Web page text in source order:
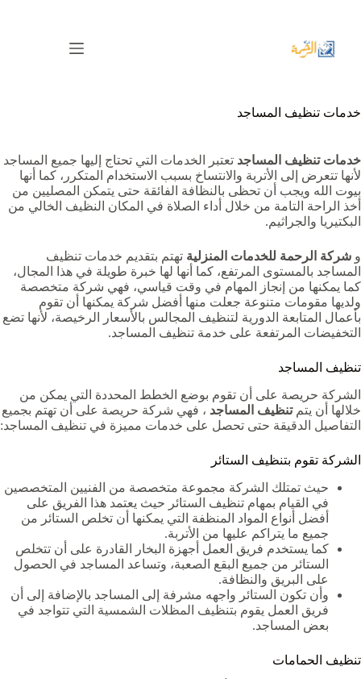
المحتوى
خدمات تنظيف المساجد
خدمات تنظيف المساجد تعتبر الخدمات التي تحتاج إليها جميع المساجد
لأنها تتعرض إلى الأتربة والانتساخ بسبب الاستخدام المتكرر، كما أنها
بيوت الله ويجب أن تحظى بالنظافة الفائقة حتى يتمكن المصليين من
أخذ الراحة التامة من خلال أداء الصلاة في المكان النظيف الخالي من
البكتيريا والجراثيم.
و شركة الرحمة للخدمات المنزلية تهتم بتقديم خدمات تنظيف
المساجد بالمستوى المرتفع، كما أنها لها خبرة طويلة في هذا المجال،
كما يمكنها من إنجاز المهام في وقت قياسي، فهي شركة متخصصة
ولديها مقومات متنوعة جعلت منها أفضل شركة يمكنها أن تقوم
بأعمال المتابعة الدورية لتنظيف المجالس بالأسعار الرخيصة، لأنها تضع
التخفيضات المرتفعة على خدمة تنظيف المساجد.
تنظيف المساجد
الشركة حريصة على أن تقوم بوضع الخطط المحددة التي يمكن من
خلالها أن يتمتنظيف المساجد ، فهي شركة حريصة على أن تهتم بجميع
التفاصيل الدقيقة حتى تحصل على خدمات مميزة في تنظيف المساجد:
الشركة تقوم بتنظيف الستائر
حيث تمتلك الشركة مجموعة متخصصة من الفنيين المتخصصين
في القيام بمهام تنظيف الستائر حيث يعتمد هذا الفريق على
أفضل أنواع المواد المنظفة التي يمكنها أن تخلص الستائر من
جميع ما يتراكم عليها من الأتربة.
كما يستخدم فريق العمل أجهزة البخار القادرة على أن تتخلص
الستائر من جميع البقع الصعبة، وتساعد المساجد في الحصول
على البريق والنظافة.
وأن تكون الستائر واجهه مشرفة إلى المساجد بالإضافة إلى أن
فريق العمل يقوم بتنظيف المظلات الشمسية التي تتواجد في
بعض المساجد.
تنظيف الحمامات